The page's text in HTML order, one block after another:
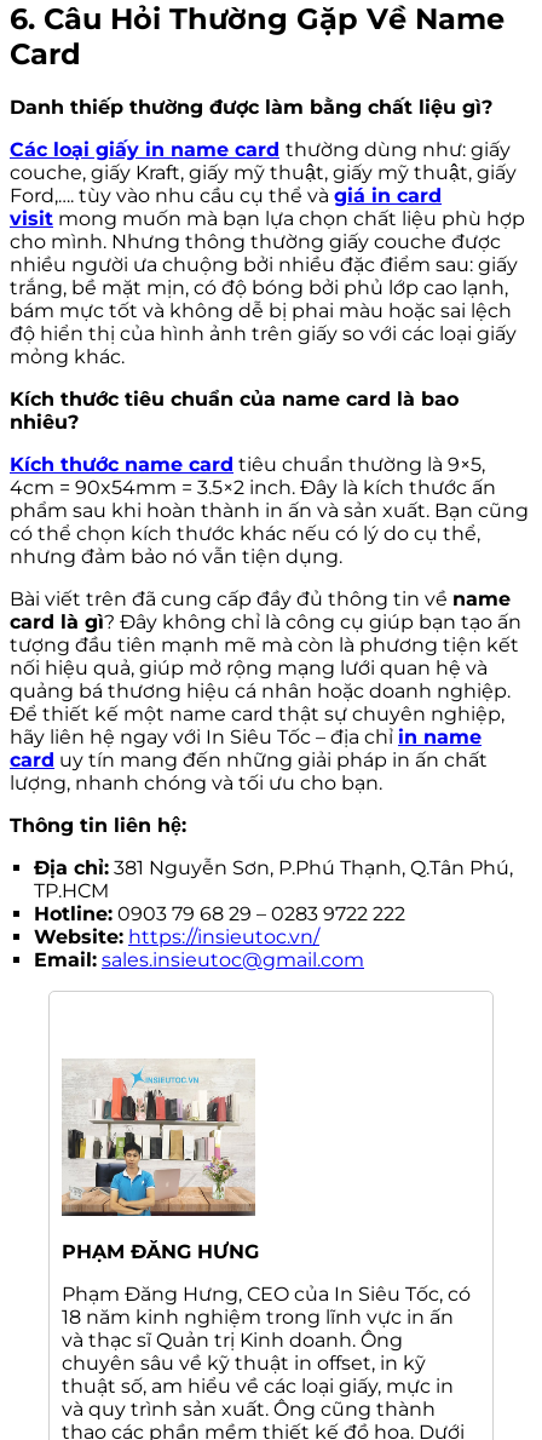
6. Câu Hỏi Thường Gặp Về Name
Card
Danh thiếp thường được làm bằng chất liệu gì?
Các loại giấy in name card thường dùng như: giấy
couche, giấy Kraft, giấy mỹ thuật, giấy mỹ thuật, giấy
Ford,…. tùy vào nhu cầu cụ thể và giá in card
visit mong muốn mà bạn lựa chọn chất liệu phù hợp
cho mình. Nhưng thông thường giấy couche được
nhiều người ưa chuộng bởi nhiều đặc điểm sau: giấy
trắng, bề mặt mịn, có độ bóng bởi phủ lớp cao lạnh,
bám mực tốt và không dễ bị phai màu hoặc sai lệch
độ hiển thị của hình ảnh trên giấy so với các loại giấy
mỏng khác.
Kích thước tiêu chuẩn của name card là bao
nhiêu?
Kích thước name card tiêu chuẩn thường là 9×5,
4cm = 90x54mm = 3.5×2 inch. Đây là kích thước ấn
phẩm sau khi hoàn thành in ấn và sản xuất. Bạn cũng
có thể chọn kích thước khác nếu có lý do cụ thể,
nhưng đảm bảo nó vẫn tiện dụng.
Bài viết trên đã cung cấp đầy đủ thông tin về name
card là gì? Đây không chỉ là công cụ giúp bạn tạo ấn
tượng đầu tiên mạnh mẽ mà còn là phương tiện kết
nối hiệu quả, giúp mở rộng mạng lưới quan hệ và
quảng bá thương hiệu cá nhân hoặc doanh nghiệp.
Để thiết kế một name card thật sự chuyên nghiệp,
hãy liên hệ ngay với In Siêu Tốc – địa chỉ in name
card uy tín mang đến những giải pháp in ấn chất
lượng, nhanh chóng và tối ưu cho bạn.
Thông tin liên hệ:
Địa chỉ: 381 Nguyễn Sơn, P.Phú Thạnh, Q.Tân Phú,
TP.HCM
Hotline: 0903 79 68 29 – 0283 9722 222
Website: https://insieutoc.vn/
Email: sales.insieutoc@gmail.com
PHẠM ĐĂNG HƯNG
Phạm Đăng Hưng, CEO của In Siêu Tốc, có
18 năm kinh nghiệm trong lĩnh vực in ấn
và thạc sĩ Quản trị Kinh doanh. Ông
chuyên sâu về kỹ thuật in offset, in kỹ
thuật số, am hiểu về các loại giấy, mực in
và quy trình sản xuất. Ông cũng thành
thạo các phần mềm thiết kế đồ họa. Dưới